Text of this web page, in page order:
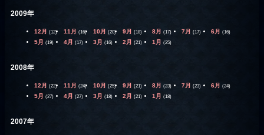
2009年
12月 (12) 11月 (16) 10月 (20) 9月 (18) 8月 (17) 7月 (17) 6月 (16)
5月 (19) 4月 (17) 3月 (16) 2月 (21) 1月 (25)
2008年
12月 (22) 11月 (24) 10月 (25) 9月 (21) 8月 (23) 7月 (23) 6月 (24)
5月 (27) 4月 (27) 3月 (18) 2月 (21) 1月 (18)
2007年